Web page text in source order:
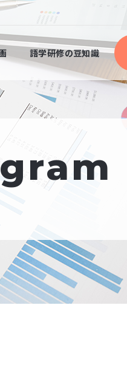
語学研修の豆知識